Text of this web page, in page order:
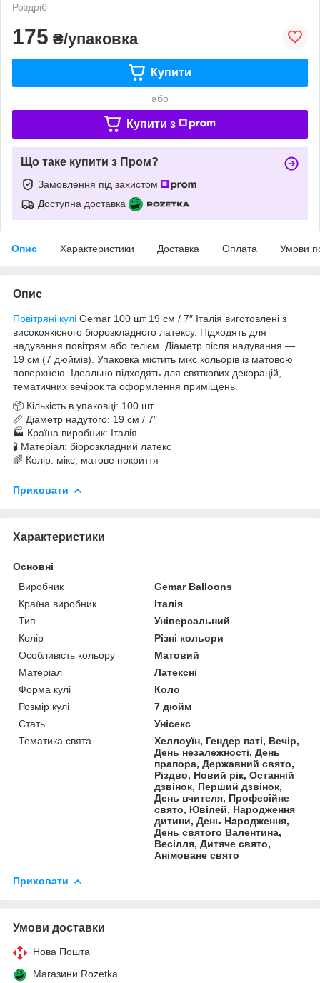
Роздріб
175 ₴/упаковка
Купити
або
Купити з
Що таке купити з Пром?
Замовлення під захистом
Доступна доставка
Опис Характеристики Доставка Оплата Умови
Опис
Повітряні кулі Gemar 100 шт 19 см / 7″ Італія виготовлені з
високоякісного біорозкладного латексу. Підходять для
надування повітрям або гелієм. Діаметр після надування —
19 см (7 дюймів). Упаковка містить мікс кольорів із матовою
поверхнею. Ідеально підходять для святкових декорацій,
тематичних вечірок та оформлення приміщень.
📦 Кількість в упаковці: 100 шт
📏 Діаметр надутого: 19 см / 7″
🏭 Країна виробник: Італія
🧪 Матеріал: біорозкладний латекс
🌈 Колір: мікс, матове покриття
Приховати
Характеристики
Основні
Виробник
Gemar Balloons
Країна виробник
Італія
Тип
Універсальний
Колір
Різні кольори
Особливість кольору
Матовий
Матеріал
Латексні
Форма кулі
Коло
Розмір кулі
7 дюйм
Стать
Унісекс
Тематика свята
Хеллоуїн, Гендер паті, Вечір,
День незалежності, День
прапора, Державний свято,
Різдво, Новий рік, Останній
дзвінок, Перший дзвінок,
День вчителя, Професійне
свято, Ювілей, Народження
дитини, День Народження,
День святого Валентина,
Весілля, Дитяче свято,
Анімоване свято
Приховати
Умови доставки
Нова Пошта
Магазини Rozetka